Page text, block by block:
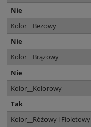
Nie
Kolor__Beżowy
Nie
Kolor__Brązowy
Nie
Kolor__Kolorowy
Tak
Kolor__Różowy i Fioletowy